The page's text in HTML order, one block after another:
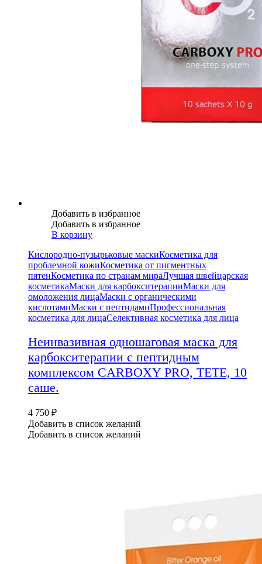
Добавить в избранное
Добавить в избранное
В корзину
Кислородно-пузырьковые маскиКосметика для
проблемной кожиКосметика от пигментных
пятенКосметика по странам мираЛучшая швейцарская
косметикаМаски для карбокситерапииМаски для
омоложения лицаМаски с органическими
кислотамиМаски с пептидамиПрофессиональная
косметика для лицаСелективная косметика для лица
Неинвазивная одношаговая маска для
карбокситерапии с пептидным
комплексом CARBOXY PRO, TETE, 10
саше.
4 750 ₽
Добавить в список желаний
Добавить в список желаний